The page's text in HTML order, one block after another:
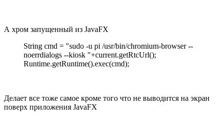
А хром запущенный из JavaFX
String cmd = "sudo -u pi /usr/bin/chromium-browser --
noerrdialogs --kiosk "+current.getRtcUrl();
Runtime.getRuntime().exec(cmd);
Делает все тоже самое кроме того что не выводится на экран
поверх приложения JavaFX